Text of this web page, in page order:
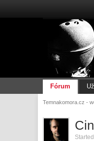
Fórum
Temnakomora.cz -